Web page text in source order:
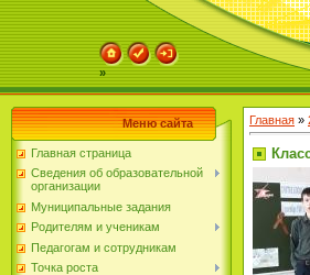
»
Меню сайта
Главная страница
Сведения об образовательной
организации
Муниципальные задания
Родителям и ученикам
Педагогам и сотрудникам
Точка роста
Главная »